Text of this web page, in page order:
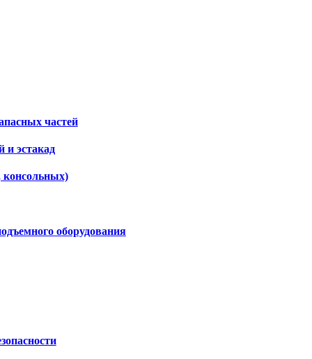
частей
и эстакад
консольных)
оборудования